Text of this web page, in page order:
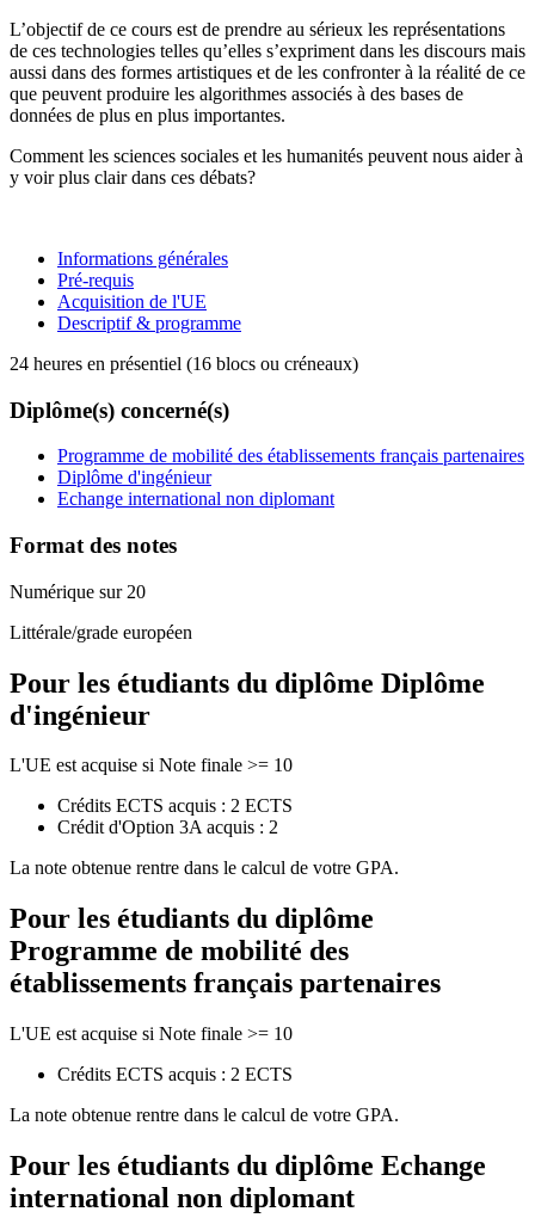
L’objectif de ce cours est de prendre au sérieux les représentations
de ces technologies telles qu’elles s’expriment dans les discours mais
aussi dans des formes artistiques et de les confronter à la réalité de ce
que peuvent produire les algorithmes associés à des bases de
données de plus en plus importantes.
Comment les sciences sociales et les humanités peuvent nous aider à
y voir plus clair dans ces débats?
Informations générales
Pré-requis
Acquisition de l'UE
Descriptif & programme
24 heures en présentiel (16 blocs ou créneaux)
Diplôme(s) concerné(s)
Programme de mobilité des établissements français partenaires
Diplôme d'ingénieur
Echange international non diplomant
Format des notes
Numérique sur 20
Littérale/grade européen
Pour les étudiants du diplôme Diplôme
d'ingénieur
L'UE est acquise si Note finale >= 10
Crédits ECTS acquis : 2 ECTS
Crédit d'Option 3A acquis : 2
La note obtenue rentre dans le calcul de votre GPA.
Pour les étudiants du diplôme
Programme de mobilité des
établissements français partenaires
L'UE est acquise si Note finale >= 10
Crédits ECTS acquis : 2 ECTS
La note obtenue rentre dans le calcul de votre GPA.
Pour les étudiants du diplôme Echange
international non diplomant